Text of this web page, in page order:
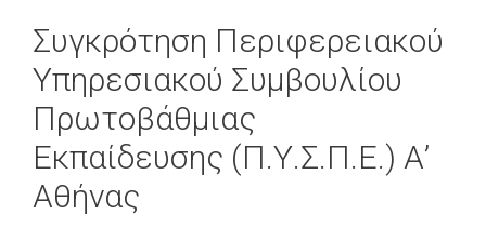
Συγκρότηση Περιφερειακού
Υπηρεσιακού Συμβουλίου
Πρωτοβάθμιας
Εκπαίδευσης (Π.Υ.Σ.Π.Ε.) Α’
Αθήνας